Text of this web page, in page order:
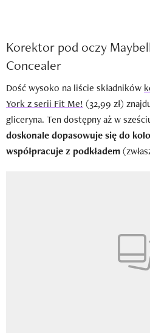
Korektor pod oczy
Concealer
Dość wysoko na liście składników
York z serii Fit Me! (32,99 zł)
gliceryna. Ten dostępny aż w
doskonale dopasowuje się do
współpracuje z podkładem